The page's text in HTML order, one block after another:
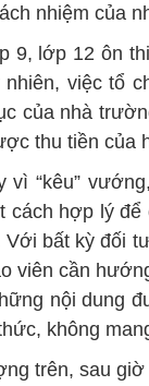
nhiệm của
9, lớp 12 ôn
việc tổ
của nhà
thu tiền của
vì “kêu”
cách hợp lý
bất kỳ đối
viên cần
nội dung
không
trên, sau